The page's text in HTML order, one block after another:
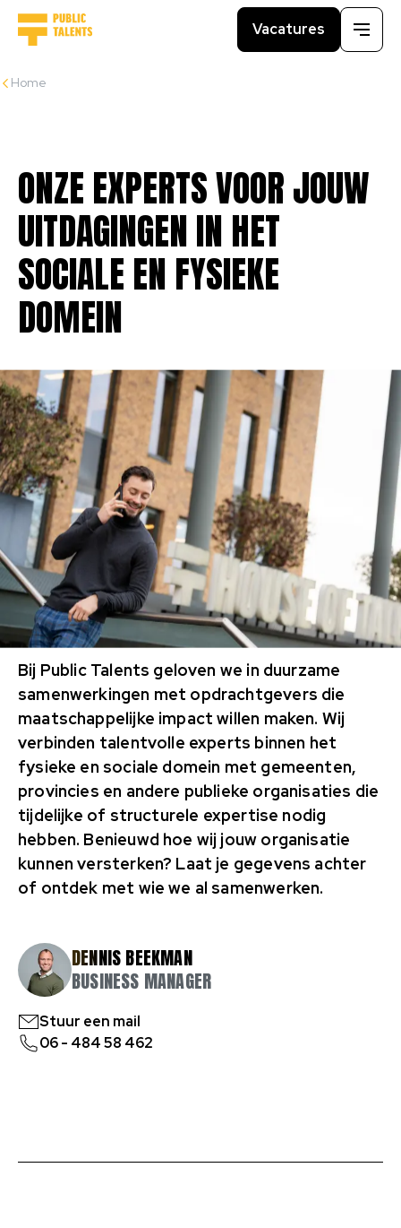
Vacatures
Menu
Home
ONZE EXPERTSVOORJOUW
UITDAGINGENIN HET
SOCIALE EN FYSIEKE
DOMEIN
Bij Public Talents geloven we in duurzame
samenwerkingen met opdrachtgevers die
maatschappelijke impact willen maken. Wij
verbinden talentvolle experts binnen het
fysieke en sociale domein met gemeenten,
provincies en andere publieke organisaties die
tijdelijke of structurele expertise nodig
hebben. Benieuwd hoe wij jouw organisatie
kunnen versterken? Laat je gegevens achter
of ontdek met wie we al samenwerken.
DENNIS BEEKMAN
BUSINESS MANAGER
Stuur een mail
06 - 484 58 462